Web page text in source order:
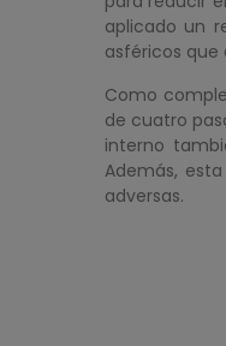
aplicado un
asféricos que
Como
de cuatro
interno
Además,
adversas.